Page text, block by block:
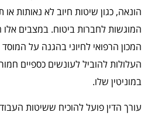
הונאה, כגון שיטות חיוב לא נאותות או
המוגשות לחברות ביטוח. במצבים אלו
המכון הרפואי לחיוני בהגנה על
העלולות להוביל לעונשים כספיים
במוניטין שלו.
עורך הדין פועל להוכיח ששיטות